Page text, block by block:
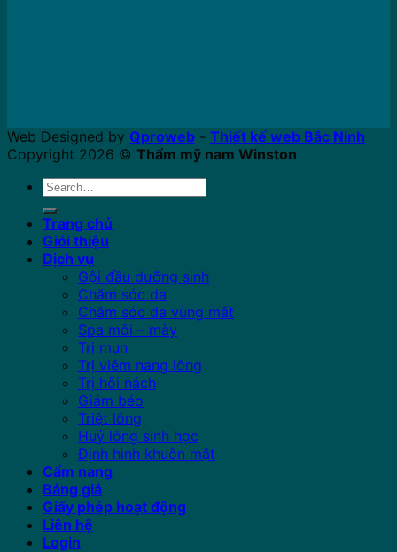
Web Designed by Qproweb - Thiết kế web Bắc Ninh
Copyright 2026 © Thẩm mỹ nam Winston
Search
Trang chủ
Giới thiệu
Dịch vụ
Gội đầu dưỡng sinh
Chăm sóc da
Chăm sóc da vùng mắt
Spa môi – mày
Trị mụn
Trị viêm nang lông
Trị hôi nách
Giảm béo
Triệt lông
Huỷ lông sinh học
Định hình khuôn mặt
Cẩm nang
Bảng giá
Giấy phép hoạt động
Liên hệ
Login